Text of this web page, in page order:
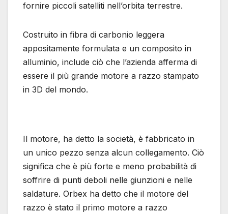
fornire piccoli satelliti nell’orbita terrestre.
Costruito in fibra di carbonio leggera
appositamente formulata e un composito in
alluminio, include ciò che l’azienda afferma di
essere il più grande motore a razzo stampato
in 3D del mondo.
Il motore, ha detto la società, è fabbricato in
un unico pezzo senza alcun collegamento. Ciò
significa che è più forte e meno probabilità di
soffrire di punti deboli nelle giunzioni e nelle
saldature. Orbex ha detto che il motore del
razzo è stato il primo motore a razzo